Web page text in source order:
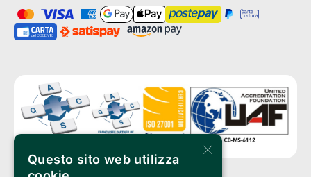
×
Questo sito web utilizza